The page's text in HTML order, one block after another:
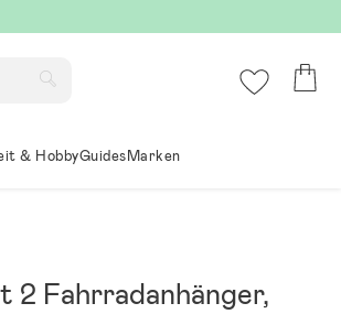
& HobbyGuidesMarken
2 Fahrradanhänger,